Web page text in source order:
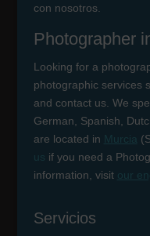
con nosotros.
Photographer
Looking for a
photographic services
and contact us. We
German, Spanish,
are located in Murcia
us if you need a
information, visit our
Servicios